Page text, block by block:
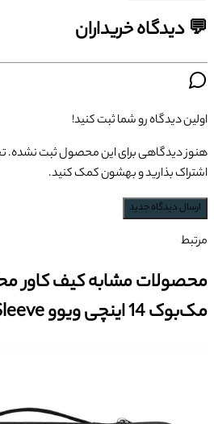
💬 دیدگاه خریداران
اولین دیدگاه رو شما ثبت کنید!
هنوز دیدگاهی برای این محصول ثبت نشده.
اشتراک بذارید و بهشون کمک کنید.
ارسال دیدگاه جدید
مرتبط
محصولات مشابه کیف کاور
مک‌بوک 14 اینچی ویوو Warriors Sleeve